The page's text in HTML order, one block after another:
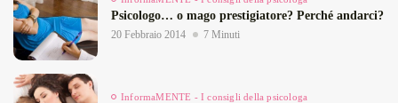
Psicologo… o mago prestigiatore? Perché andarci?
20 Febbraio 2014 7 Minuti
InformaMENTE - I consigli della psicologa